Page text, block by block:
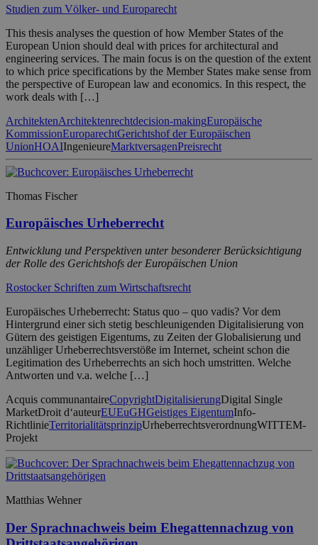
Studien zum Völker- und Europarecht
This thesis analyses the question of how Member States of the
European Union should deal with prices for architectural and
engineering services. The main focus is on the question of the extent
to which price specifications by the Member States make sense from
the perspective of European law and economics. In this respect, the
work deals with […]
ArchitektenArchitektenrechtdecision-makingEuropäische
KommissionEuroparechtGerichtshof der Europäischen
UnionHOAIIngenieureMarktversagenPreisrecht
Thomas Fischer
Europäisches Urheberrecht
Entwicklung und Perspektiven unter besonderer Berücksichtigung
der Rolle des Gerichtshofs der Europäischen Union
Rostocker Schriften zum Wirtschaftsrecht
Europäisches Urheberrecht: Status quo – quo vadis? Vor dem
Hintergrund einer sich stetig beschleunigenden Digitalisierung von
Gütern des geistigen Eigentums, zu Zeiten der Globalisierung und
unzähliger Urheberrechtsverstöße im Internet, scheint schon die
Legitimation des Urheberrechts an sich hoch umstritten. Welche
Antworten und v.a. welche […]
Acquis communantaireCopyrightDigitalisierungDigital Single
MarketDroit d‘auteurEUEuGHGeistiges EigentumInfo-
RichtlinieTerritorialitätsprinzipUrheberrechtsverordnungWITTEM-
Projekt
Matthias Wehner
Der Sprachnachweis beim Ehegattennachzug von